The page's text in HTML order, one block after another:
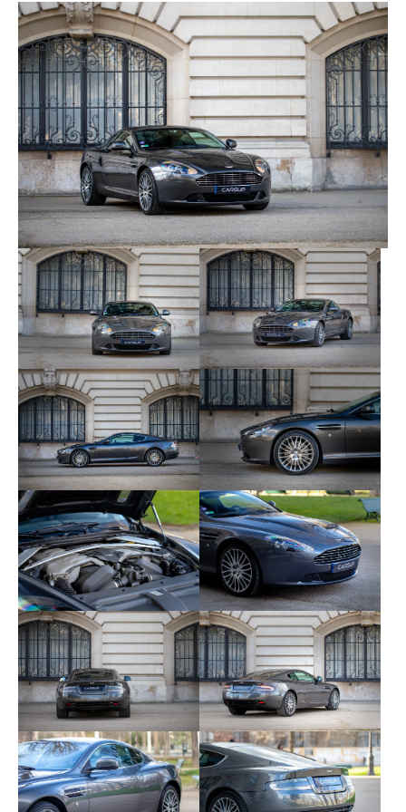
de son V12. Nous défions quiconque de ne pas
succomber.